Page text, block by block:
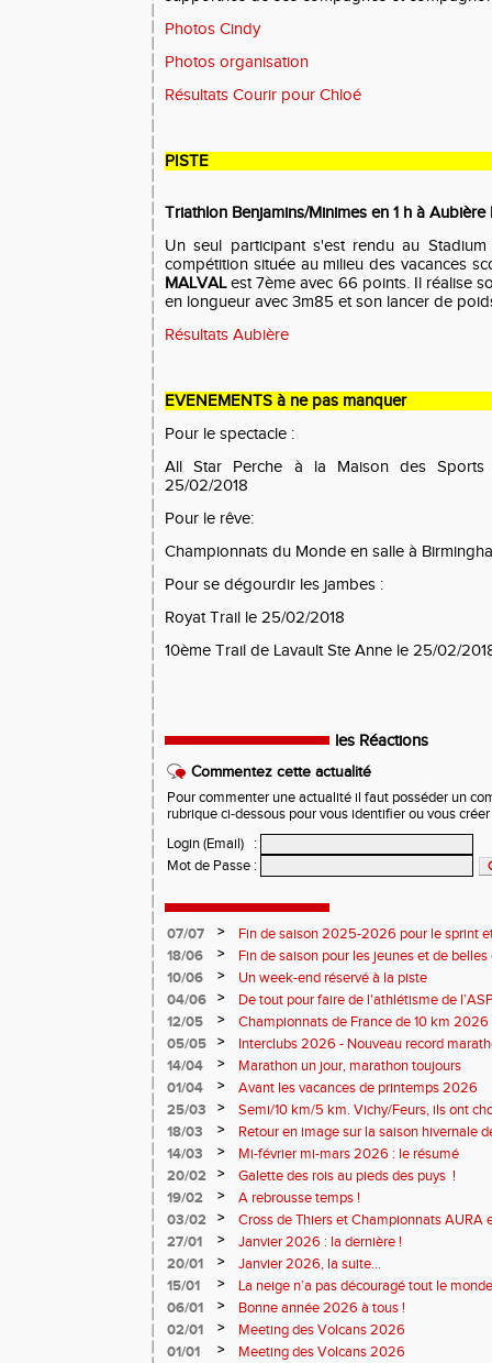
Photos Cindy
Photos organisation
Résultats Courir pour Chloé
PISTE
Triathlon Benjamins/Minimes en 1 h à Aubière
Un seul participant s'est rendu au
compétition située au milieu des vacances
MALVALest 7ème avec 66 points. Il réalise
en longueur avec 3m85 et son lancer de
Résultats Aubière
EVENEMENTS à ne pas manquer
Pour le spectacle :
All Star Perche à la Maison des Sports
25/02/2018
Pour le rêve:
Championnats du Monde en salle à
Pour se dégourdir les jambes :
Royat Trail le 25/02/2018
10ème Trail de Lavault Ste Anne le 25/02/
les Réactions
Commentez cette actualité
Pour commenter une actualité il faut posséder un
rubrique ci-dessous pour vous identifier ou vous
Login (Email)
:
Mot de Passe :
07/07 >
Fin de saison 2025-2026 pour le sprint
18/06
>
Fin de saison pour les jeunes et de
10/06
>
Un week-end réservé à la piste
04/06
>
De tout pour faire de l'athlétisme de
monde souriant
12/05 >
Championnats de France de 10 km
Soirées piste
05/05 >
Interclubs 2026 - Nouveau record
résultats
14/04 >
Marathon un jour, marathon toujours
01/04
>
Avant les vacances de printemps 2026
25/03
>
Semi/10 km/5 km. Vichy/Feurs, ils ont
18/03
>
Retour en image sur la saison hivernale
14/03
>
Mi-février mi-mars 2026 : le résumé
20/02
>
Galette des rois au pieds des puys !
19/02
>
A rebrousse temps !
03/02
>
Cross de Thiers et Championnats AURA
27/01
>
Janvier 2026 : la dernière !
20/01
>
Janvier 2026, la suite...
15/01
>
La neige n’a pas découragé tout le
06/01
>
Bonne année 2026 à tous !
02/01
>
Meeting des Volcans 2026
01/01
> Meeting des Volcans 2026